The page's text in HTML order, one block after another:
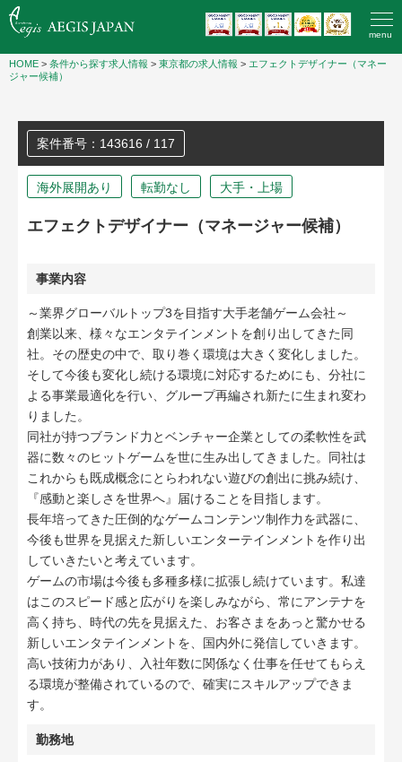
menu
HOME > 条件から探す求人情報 > 東京都の求人情報 > エフェクトデザイナー（マネー
ジャー候補）
案件番号：143616 / 117
海外展開あり 転勤なし 大手・上場
エフェクトデザイナー（マネージャー候補）
事業内容
～業界グローバルトップ3を目指す大手老舗ゲーム会社～
創業以来、様々なエンタテインメントを創り出してきた同
社。その歴史の中で、取り巻く環境は大きく変化しました。
そして今後も変化し続ける環境に対応するためにも、分社に
よる事業最適化を行い、グループ再編され新たに生まれ変わ
りました。
同社が持つブランド力とベンチャー企業としての柔軟性を武
器に数々のヒットゲームを世に生み出してきました。同社は
これからも既成概念にとらわれない遊びの創出に挑み続け、
『感動と楽しさを世界へ』届けることを目指します。
長年培ってきた圧倒的なゲームコンテンツ制作力を武器に、
今後も世界を見据えた新しいエンターテインメントを作り出
していきたいと考えています。
ゲームの市場は今後も多種多様に拡張し続けています。私達
はこのスピード感と広がりを楽しみながら、常にアンテナを
高く持ち、時代の先を見据えた、お客さまをあっと驚かせる
新しいエンタテインメントを、国内外に発信していきます。
高い技術力があり、入社年数に関係なく仕事を任せてもらえ
る環境が整備されているので、確実にスキルアップできま
す。
勤務地